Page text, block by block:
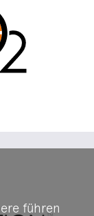
führen